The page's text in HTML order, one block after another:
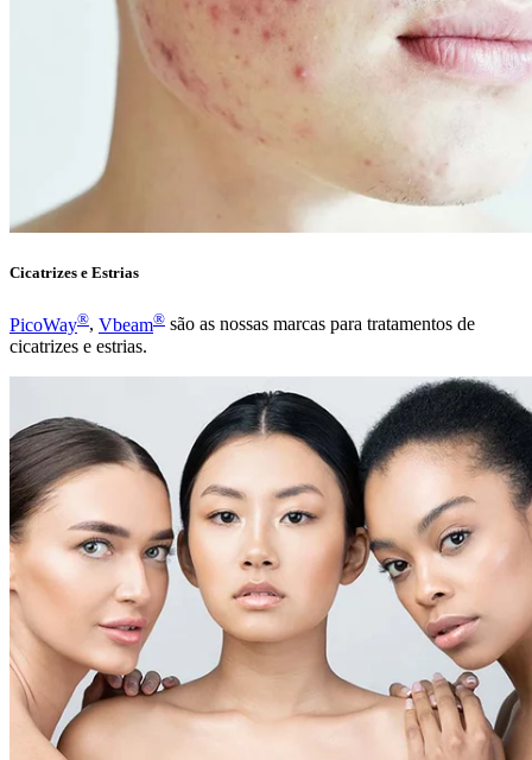
Cicatrizes e Estrias
PicoWay®, Vbeam® são as nossas marcas para tratamentos de
cicatrizes e estrias.